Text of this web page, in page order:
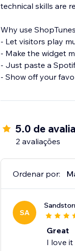
technical skills are
Why use
- Let visitors play
- Make the widget
- Just paste a
- Show off your
5.0 de
2 avaliações
Ordenar por:
SA
Great
I love it